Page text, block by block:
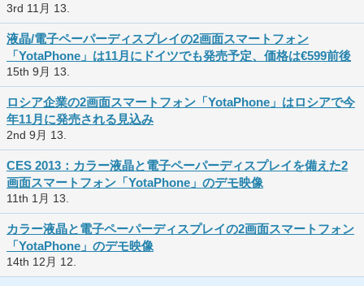
3rd 11月 13.
液晶/電子ペーパーディスプレイの2画面スマートフォン
「YotaPhone」は11月にドイツでも発売予定、価格は€599前後
15th 9月 13.
ロシア企業の2画面スマートフォン「YotaPhone」はロシアで今
年11月に発売される見込み
2nd 9月 13.
CES 2013：カラー液晶と電子ペーパーディスプレイを備えた2
画面スマートフォン「YotaPhone」のデモ映像
11th 1月 13.
カラー液晶と電子ペーパーディスプレイの2画面スマートフォン
「YotaPhone」のデモ映像
14th 12月 12.